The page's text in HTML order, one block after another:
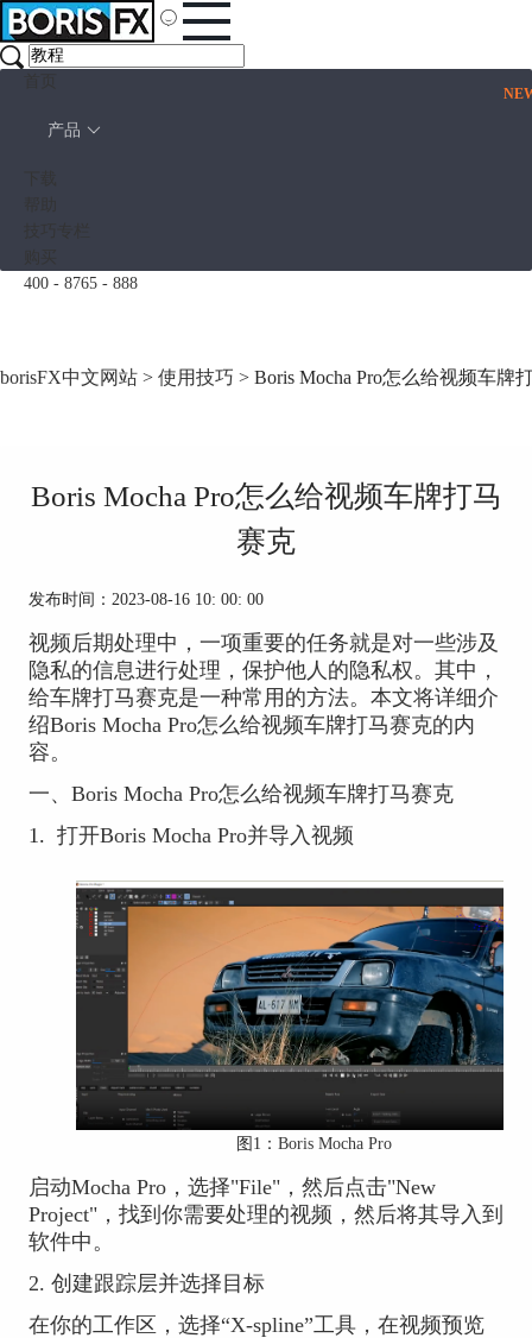
产品
400 - 8765 - 888
borisFX中文网站 > 使用技巧 > Boris Mocha Pro怎么给视频车牌
Boris Mocha Pro怎么给视频车牌打马
赛克
发布时间：2023-08-16 10: 00: 00
视频后期处理中，一项重要的任务就是对一些涉及
隐私的信息进行处理，保护他人的隐私权。其中，
给车牌打马赛克是一种常用的方法。本文将详细介
绍Boris Mocha Pro怎么给视频车牌打马赛克的内
容。
一、Boris Mocha Pro怎么给视频车牌打马赛克
1. 打开Boris Mocha Pro并导入视频
图1： Boris Mocha Pro
启动Mocha Pro，选择"File"，然后点击"New
Project"，找到你需要处理的视频，然后将其导入到
软件中。
2. 创建跟踪层并选择目标
在你的工作区，选择“X-spline”工具，在视频预览